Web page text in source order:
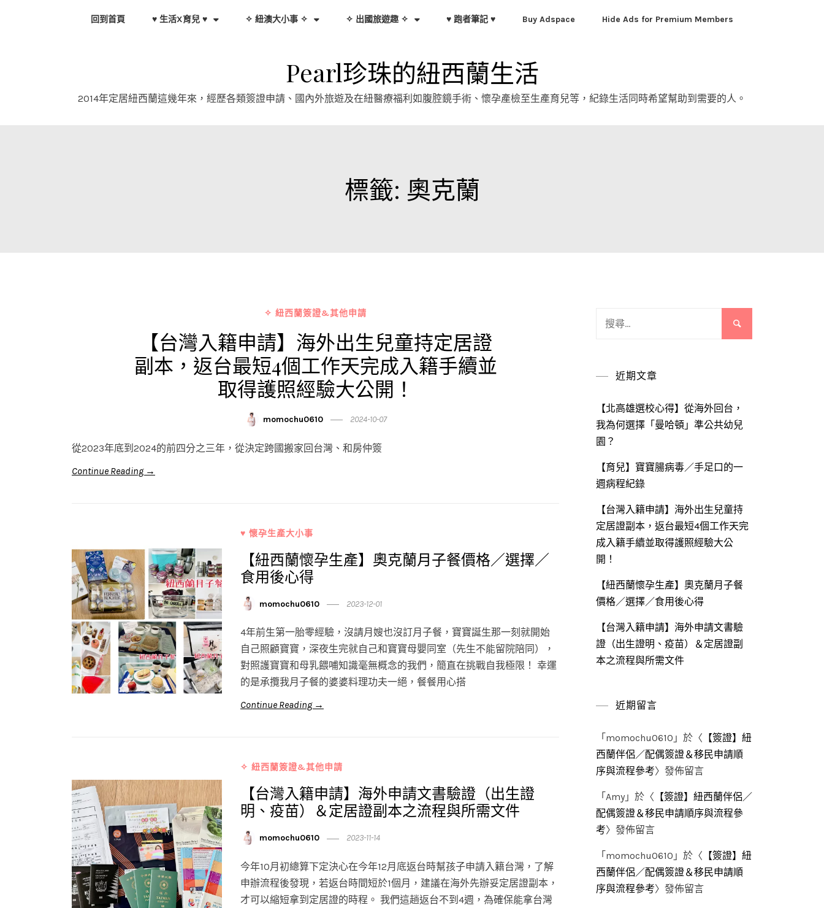
回到首頁 ♥ 生活X育兒 ♥ ✧ 紐澳大小事 ✧ ✧ 出國旅遊趣 ✧ ♥ 跑者筆記 ♥ Buy Adspace Hide Ads for Premium Members
Pearl珍珠的紐西蘭生活
2014年定居紐西蘭這幾年來，經歷各類簽證申請、國內外旅遊及在紐醫療福利如腹腔鏡手術、懷孕產檢至生產育兒等，紀錄生活同時希望幫助到需要的人。
標籤: 奧克蘭
✧ 紐西蘭簽證&其他申請
【台灣入籍申請】海外出生兒童持定居證
副本，返台最短4個工作天完成入籍手續並
取得護照經驗大公開！
momochu0610 2024-10-07
從2023年底到2024的前四分之三年，從決定跨國搬家回台灣、和房仲簽
Continue Reading →
♥ 懷孕生產大小事
【紐西蘭懷孕生產】奧克蘭月子餐價格／選擇／
食用後心得
momochu0610 2023-12-01
4年前生第一胎零經驗，沒請月嫂也沒訂月子餐，寶寶誕生那一刻就開始
自己照顧寶寶，深夜生完就自己和寶寶母嬰同室（先生不能留院陪同），
對照護寶寶和母乳餵哺知識毫無概念的我們，簡直在挑戰自我極限！ 幸運
的是承攬我月子餐的婆婆料理功夫一絕，餐餐用心搭
Continue Reading →
✧ 紐西蘭簽證&其他申請
【台灣入籍申請】海外申請文書驗證（出生證
明、疫苗）＆定居證副本之流程與所需文件
momochu0610 2023-11-14
今年10月初總算下定決心在今年12月底返台時幫孩子申請入籍台灣，了解
申辦流程後發現，若返台時間短於1個月，建議在海外先辦妥定居證副本，
才可以縮短拿到定居證的時程。 我們這趟返台不到4週，為確保能拿台灣
近期文章
【北高雄選校心得】從海外回台，
我為何選擇「曼哈頓」準公共幼兒
園？
【育兒】寶寶腸病毒／手足口的一
週病程紀錄
【台灣入籍申請】海外出生兒童持
定居證副本，返台最短4個工作天完
成入籍手續並取得護照經驗大公
開！
【紐西蘭懷孕生產】奧克蘭月子餐
價格／選擇／食用後心得
【台灣入籍申請】海外申請文書驗
證（出生證明、疫苗）＆定居證副
本之流程與所需文件
近期留言
「 momochu0610 」於〈 【簽證】紐
西蘭伴侶／配偶簽證＆移民申請順
序與流程參考〉發佈留言
「 Amy 」於〈 【簽證】紐西蘭伴侶／
配偶簽證＆移民申請順序與流程參
考〉發佈留言
「 momochu0610 」於〈 【簽證】紐
西蘭伴侶／配偶簽證＆移民申請順
序與流程參考〉發佈留言